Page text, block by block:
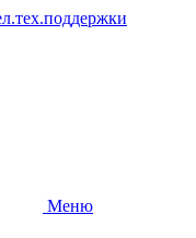
Меню